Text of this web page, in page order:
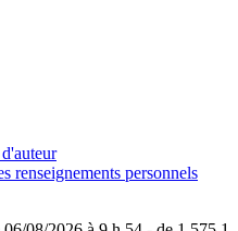
renseignements personnels